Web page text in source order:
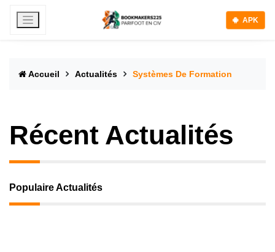
APK
Accueil Actualités Systèmes De Formation
Récent Actualités
Populaire Actualités